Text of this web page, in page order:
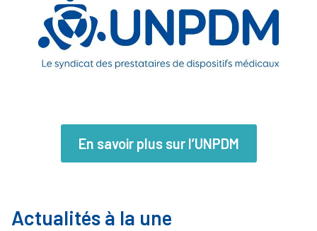
En savoir plus sur l’UNPDM
Actualités à la une